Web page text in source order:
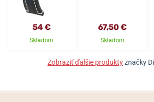
54 €
Skladom
67,50 €
Skladom
Zobraziť ďalšie produktyznačky